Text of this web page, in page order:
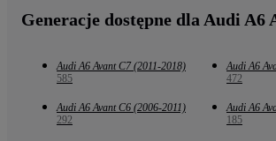
Generacje dostępne dla Audi A6
Audi A6 Avant C7 (2011-2018)
585
Audi A6
472
Audi A6 Avant C6 (2006-2011)
292
Audi A6
185